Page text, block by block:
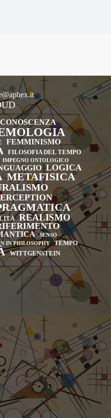
CONOSCENZA
FEMMINISMO
FILOSOFIA DEL TEMPO
IMPEGNO ONTOLOGICO
LOGICA
METAFISICA
REALISMO
SENSO
IN PHILOSOPHY
TEMPO
WITTGENSTEIN